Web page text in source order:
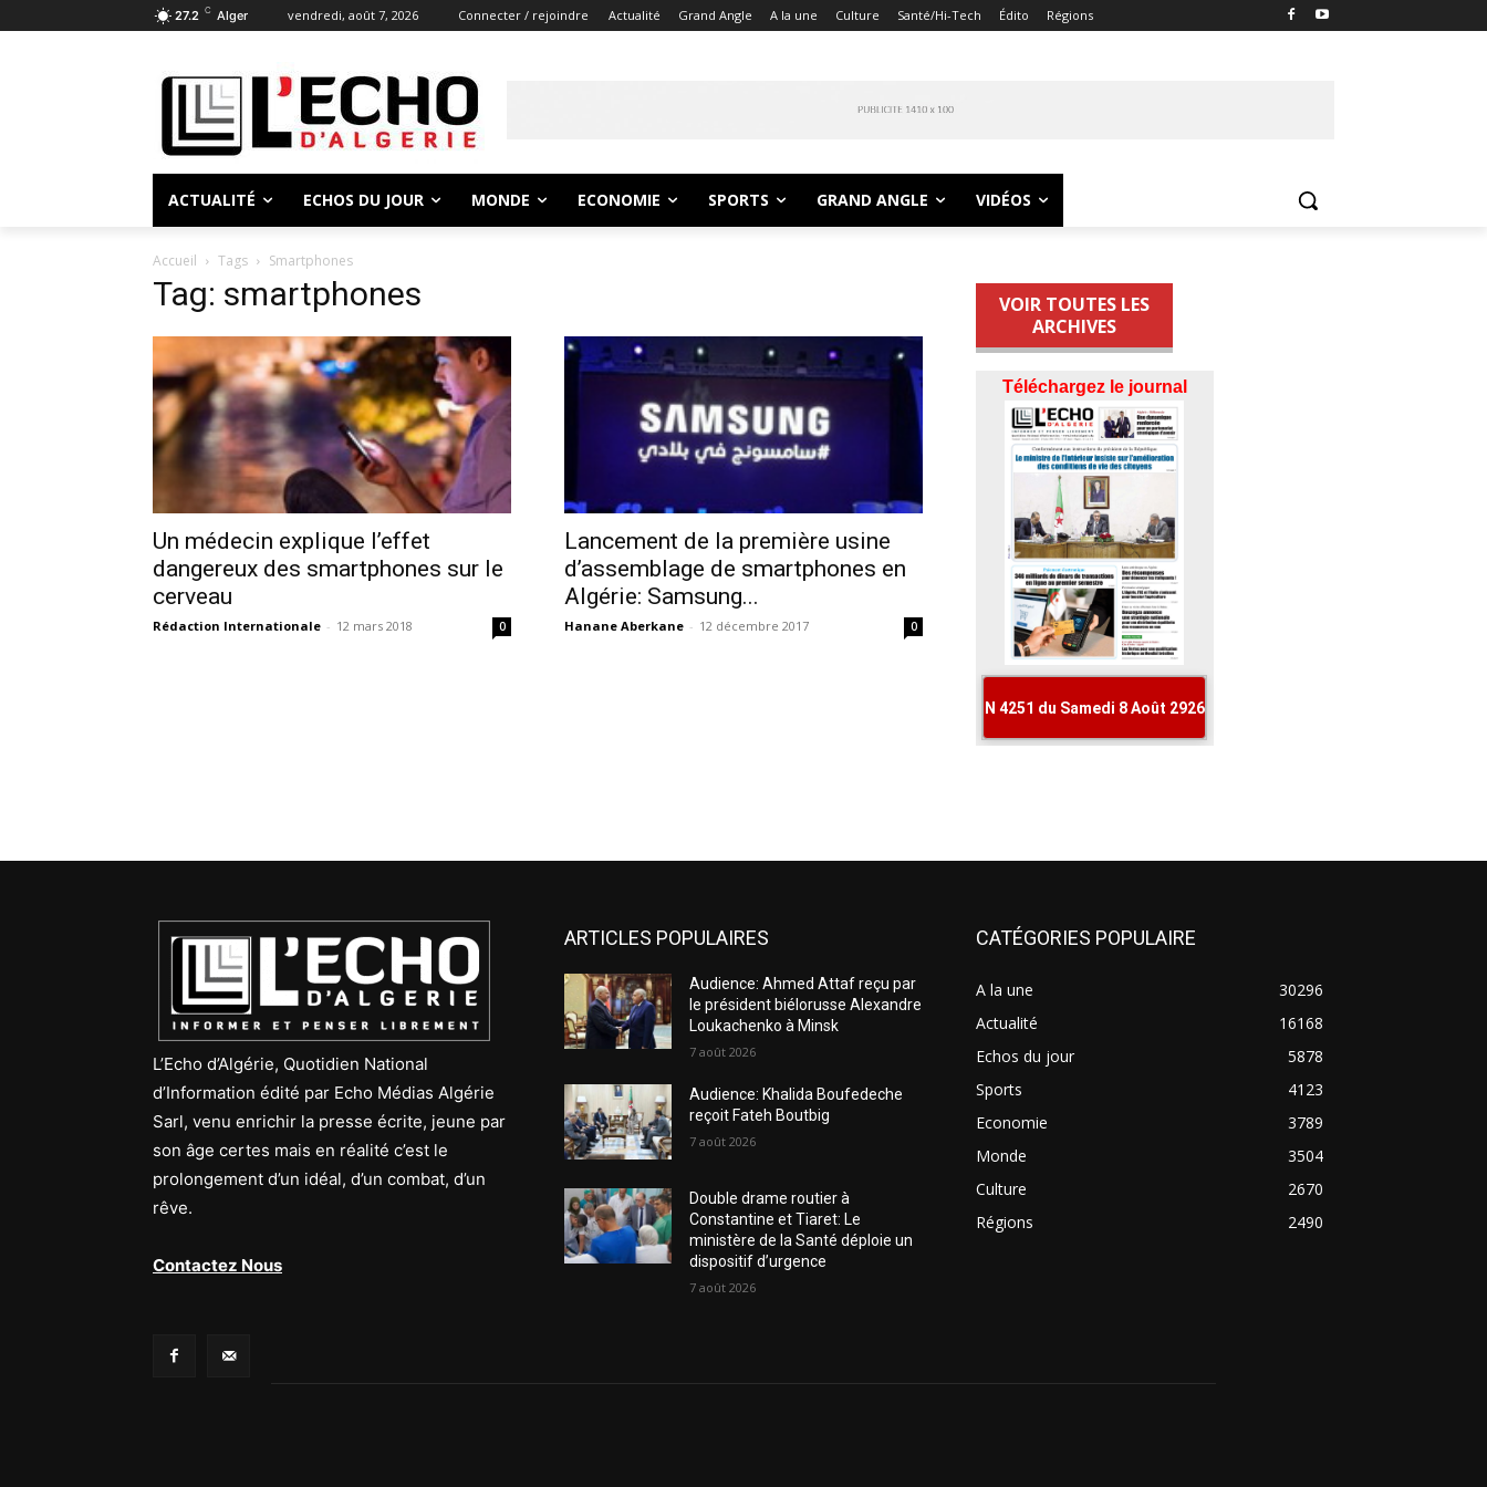
27.2 C Alger vendredi, août 7, 2026 Connecter / rejoindre Actualité Grand Angle A la une Culture Santé/Hi-Tech Édito Régions
ACTUALITÉ ECHOS DU JOUR MONDE ECONOMIE SPORTS GRAND ANGLE VIDÉOS
Accueil Tags Smartphones
Tag: smartphones
Un médecin explique l’effet
dangereux des smartphones sur le
cerveau
Rédaction Internationale - 12 mars 2018 0
Lancement de la première usine
d’assemblage de smartphones en
Algérie: Samsung...
Hanane Aberkane - 12 décembre 2017 0
VOIR TOUTES LES
ARCHIVES
L’Echo d’Algérie, Quotidien National
d’Information édité par Echo Médias Algérie
Sarl, venu enrichir la presse écrite, jeune par
son âge certes mais en réalité c’est le
prolongement d’un idéal, d’un combat, d’un
rêve.
Contactez Nous
ARTICLES POPULAIRES
Audience: Ahmed Attaf reçu par
le président biélorusse Alexandre
Loukachenko à Minsk
7 août 2026
Audience: Khalida Boufedeche
reçoit Fateh Boutbig
7 août 2026
Double drame routier à
Constantine et Tiaret: Le
ministère de la Santé déploie un
dispositif d’urgence
7 août 2026
CATÉGORIES POPULAIRE
A la une
30296
Actualité
16168
Echos du jour
5878
Sports
4123
Economie
3789
Monde
3504
Culture
2670
Régions
2490